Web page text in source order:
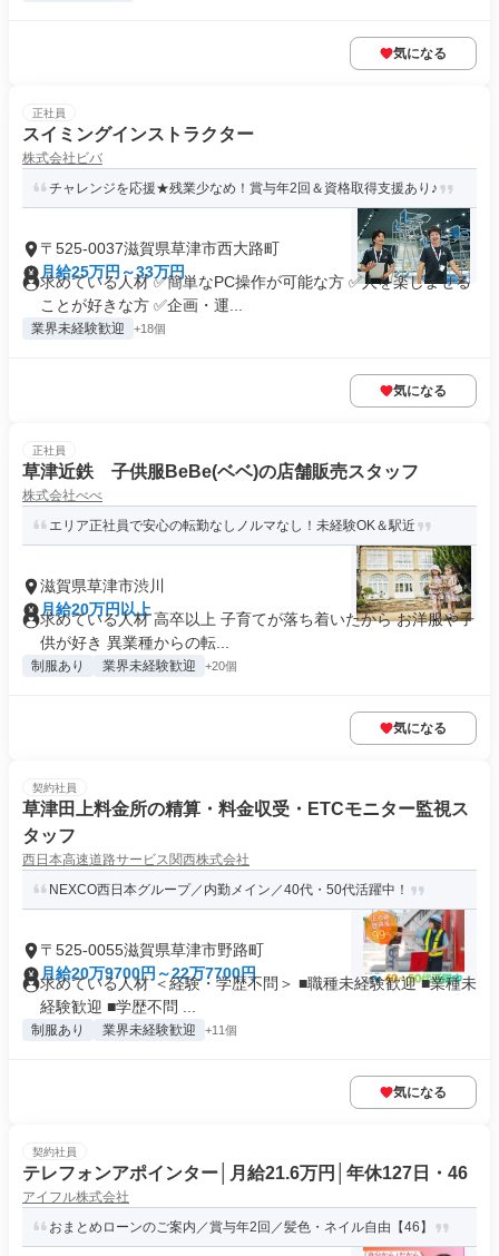
気になる
正社員
スイミングインストラクター
株式会社ビバ
チャレンジを応援★残業少なめ！賞与年2回＆資格取得支援あり♪
〒525-0037滋賀県草津市西大路町
月給25万円～33万円
求めている人材 ✅簡単なPC操作が可能な方 ✅人を楽しませる
ことが好きな方 ✅企画・運...
業界未経験歓迎 +18個
気になる
正社員
草津近鉄 子供服BeBe(ベベ)の店舗販売スタッフ
株式会社べべ
エリア正社員で安心の転勤なしノルマなし！未経験OK＆駅近
滋賀県草津市渋川
月給20万円以上
求めている人材 高卒以上 子育てが落ち着いたから お洋服や子
供が好き 異業種からの転...
制服あり 業界未経験歓迎 +20個
気になる
契約社員
草津田上料金所の精算・料金収受・ETCモニター監視ス
タッフ
西日本高速道路サービス関西株式会社
NEXCO西日本グループ／内勤メイン／40代・50代活躍中！
〒525-0055滋賀県草津市野路町
月給20万9700円～22万7700円
求めている人材 ＜経験・学歴不問＞ ■職種未経験歓迎 ■業種未
経験歓迎 ■学歴不問 ...
制服あり 業界未経験歓迎 +11個
気になる
契約社員
テレフォンアポインター│月給21.6万円│年休127日・46
アイフル株式会社
おまとめローンのご案内／賞与年2回／髪色・ネイル自由【46】